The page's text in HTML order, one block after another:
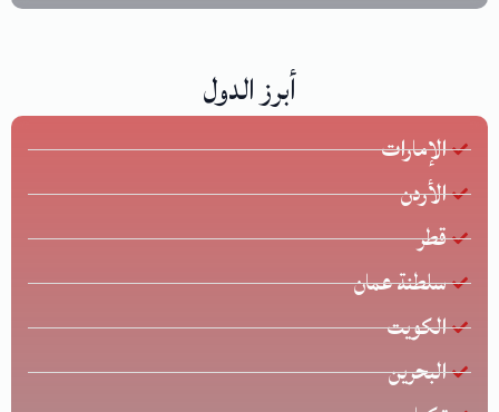
أبرز الدول
الإمارات
الأردن
قطر
سلطنة عمان
الكويت
البحرين